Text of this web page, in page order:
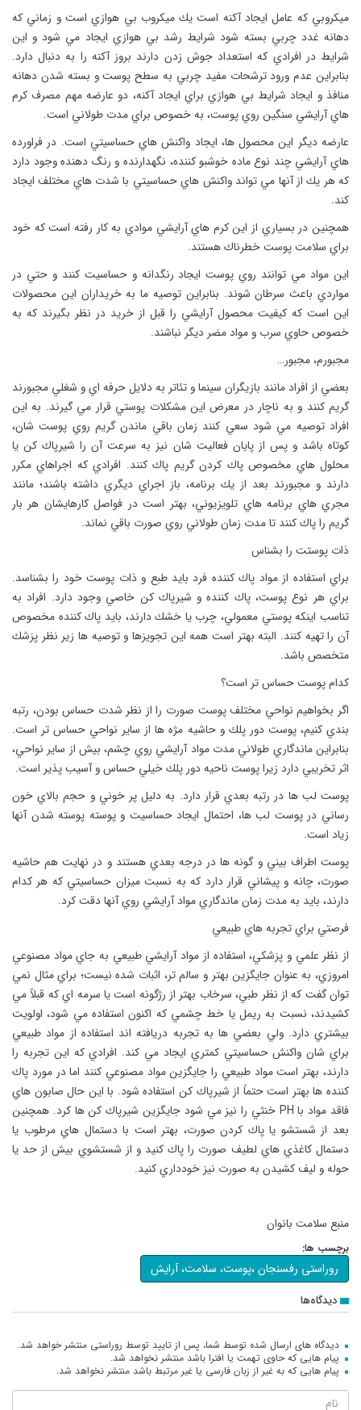
ميكروبي كه عامل ايجاد آكنه است يك ميكروب بي هوازي است و زماني كه
دهانه غدد چربي بسته شود شرايط رشد بي هوازي ايجاد مي شود و اين
شرايط در افرادي كه استعداد جوش زدن دارند بروز آكنه را به دنبال دارد.
بنابراين عدم ورود ترشحات مفيد چربي به سطح پوست و بسته شدن دهانه
منافذ و ايجاد شرايط بي هوازي براي ايجاد آكنه، دو عارضه مهم مصرف كرم
هاي آرايشي سنگين روي پوست، به خصوص براي مدت طولاني است.
عارضه ديگر اين محصول ها، ايجاد واكنش هاي حساسيتي است. در فراورده
هاي آرايشي چند نوع ماده خوشبو كننده، نگهدارنده و رنگ دهنده وجود دارد
كه هر يك از آنها مي تواند واكنش هاي حساسيتي با شدت هاي مختلف ايجاد
كند.
همچنين در بسياري از اين كرم هاي آرايشي موادي به كار رفته است كه خود
براي سلامت پوست خطرناك هستند.
اين مواد مي توانند روي پوست ايجاد رنگدانه و حساسيت كنند و حتي در
مواردي باعث سرطان شوند. بنابراين توصيه ما به خريداران اين محصولات
اين است كه كيفيت محصول آرايشي را قبل از خريد در نظر بگيرند كه به
خصوص حاوي سرب و مواد مضر ديگر نباشند.
مجبورم، مجبور…
بعضي از افراد مانند بازيگران سينما و تئاتر به دلايل حرفه اي و شغلي مجبورند
گريم كنند و به ناچار در معرض اين مشكلات پوستي قرار مي گيرند. به اين
افراد توصيه مي شود سعي كنند زمان باقي ماندن گريم روي پوست شان،
كوتاه باشد و پس از پايان فعاليت شان نيز به سرعت آن را شيرپاك كن يا
محلول هاي مخصوص پاك كردن گريم پاك كنند. افرادي كه اجراهاي مكرر
دارند و مجبورند بعد از يك برنامه، باز اجراي ديگري داشته باشند؛ مانند
مجري هاي برنامه هاي تلويزيوني، بهتر است در فواصل كارهايشان هر بار
گريم را پاك كنند تا مدت زمان طولاني روي صورت باقي نماند.
ذات پوستت را بشناس
براي استفاده از مواد پاك كننده فرد بايد طبع و ذات پوست خود را بشناسد.
براي هر نوع پوست، پاك كننده و شيرپاك كن خاصي وجود دارد. افراد به
تناسب اينكه پوستي معمولي، چرب يا خشك دارند، بايد پاك كننده مخصوص
آن را تهيه كنند. البته بهتر است همه اين تجويزها و توصيه ها زير نظر پزشك
متخصص باشد.
كدام پوست حساس تر است؟
اگر بخواهيم نواحي مختلف پوست صورت را از نظر شدت حساس بودن، رتبه
بندي كنيم، پوست دور پلك و حاشيه مژه ها از ساير نواحي حساس تر است.
بنابراين ماندگاري طولاني مدت مواد آرايشي روي چشم، بيش از ساير نواحي،
اثر تخريبي دارد زيرا پوست ناحيه دور پلك خيلي حساس و آسيب پذير است.
پوست لب ها در رتبه بعدي قرار دارد. به دليل پر خوني و حجم بالاي خون
رساني در پوست لب ها، احتمال ايجاد حساسيت و پوسته پوسته شدن آنها
زياد است.
پوست اطراف بيني و گونه ها در درجه بعدي هستند و در نهايت هم حاشيه
صورت، چانه و پيشاني قرار دارد كه به نسبت ميزان حساسيتي كه هر كدام
دارند، بايد به مدت زمان ماندگاري مواد آرايشي روي آنها دقت كرد.
فرصتي براي تجربه هاي طبيعي
از نظر علمي و پزشكي، استفاده از مواد آرايشي طبيعي به جاي مواد مصنوعي
امروزي، به عنوان جايگزين بهتر و سالم تر، اثبات شده نيست؛ براي مثال نمي
توان گفت كه از نظر طبي، سرخاب بهتر از رژگونه است يا سرمه اي كه قبلاً مي
كشيدند، نسبت به ريمل يا خط چشمي كه اكنون استفاده مي شود، اولويت
بيشتري دارد. ولي بعضي ها به تجربه دريافته اند استفاده از مواد طبيعي
براي شان واكنش حساسيتي كمتري ايجاد مي كند. افرادي كه اين تجربه را
دارند، بهتر است مواد طبيعي را جايگزين مواد مصنوعي كنند اما در مورد پاك
كننده ها بهتر است حتماً از شيرپاك كن استفاده شود. با اين حال صابون هاي
فاقد مواد با PH خنثي را نيز مي شود جايگزين شيرپاك كن ها كرد. همچنين
بعد از شستشو يا پاك كردن صورت، بهتر است با دستمال هاي مرطوب يا
دستمال كاغذي هاي لطيف صورت را پاك كنيد و از شستشوي بيش از حد يا
حوله و ليف كشيدن به صورت نيز خودداري كنيد.
منبع سلامت بانوان
برچسب ها:
روراستی رفسنجان ،پوست، سلامت، آرایش
دیدگاه‌ها
دیدگاه های ارسال شده توسط شما، پس از تایید توسط روراستی منتشر خواهد شد.
پیام هایی که حاوی تهمت یا افترا باشد منتشر نخواهد شد.
پیام هایی که به غیر از زبان فارسی یا غیر مرتبط باشد منتشر نخواهد شد.